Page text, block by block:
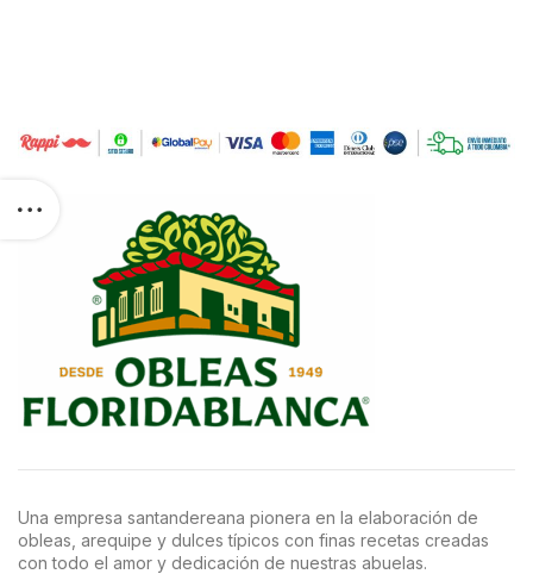
with ID
Please read
docs/graph-
Una empresa santandereana pionera en la elaboración de
obleas, arequipe y dulces típicos con finas recetas creadas
con todo el amor y dedicación de nuestras abuelas.